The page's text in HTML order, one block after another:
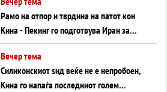
инфаркт?
Рамо на отпор и тврдина на патот кон
Кина - Пекинг го подготвува Иран за
американска копнена инвазија
Вечер тема
Силиконскиот ѕид веќе не е непробоен,
Кина го напаѓа последниот голем